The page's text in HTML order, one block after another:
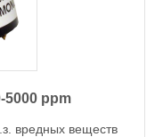
5000 ppm
вредных веществ